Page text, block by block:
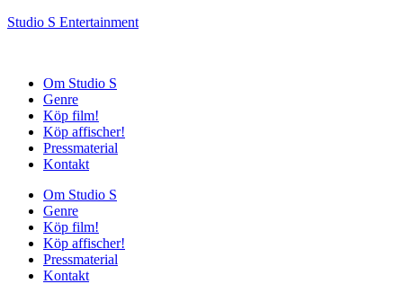
Studio S Entertainment
Om Studio S
Genre
Köp film!
Köp affischer!
Pressmaterial
Kontakt
Om Studio S
Genre
Köp film!
Köp affischer!
Pressmaterial
Kontakt